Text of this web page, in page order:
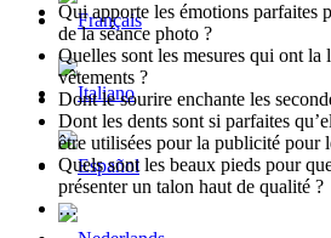
Qui apporte les émotions parfaites
de la séance photo ?
Quelles sont les mesures qui ont la
vêtements ?
Dont le sourire enchante les
Dont les dents sont si parfaites
être utilisées pour la publicité pour
Quels sont les beaux pieds pour
présenter un talon haut de qualité ?
…